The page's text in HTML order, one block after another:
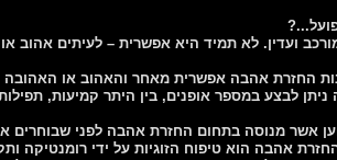
ועדין. לא תמיד היא אפשרית – לעיתים אהוב
החזרת אהבה אפשרית מאחר והאהוב או האהובה
לבצע במספר אופנים, בין היתר קמיעות,
אשר מנוסה בתחום החזרת אהבה לפני שבוחרים
אהבה הוא טיפוח הזוגיות על ידי רומנטיקה